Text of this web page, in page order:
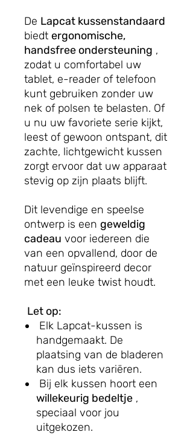
De Lapcat kussenstandaard
biedt ergonomische,
handsfree ondersteuning ,
zodat u comfortabel uw
tablet, e-reader of telefoon
kunt gebruiken zonder uw
nek of polsen te belasten. Of
u nu uw favoriete serie kijkt,
leest of gewoon ontspant, dit
zachte, lichtgewicht kussen
zorgt ervoor dat uw apparaat
stevig op zijn plaats blijft.
Dit levendige en speelse
ontwerp is een geweldig
cadeau voor iedereen die
van een opvallend, door de
natuur geïnspireerd decor
met een leuke twist houdt.
Let op:
Elk Lapcat-kussen is
handgemaakt. De
plaatsing van de bladeren
kan dus iets variëren.
Bij elk kussen hoort een
willekeurig bedeltje ,
speciaal voor jou
uitgekozen.